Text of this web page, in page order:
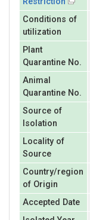
Conditions of
utilization
Plant
Quarantine No.
Animal
Quarantine No.
Source of
Isolation
Locality of
Source
Country/region
of Origin
Accepted Date